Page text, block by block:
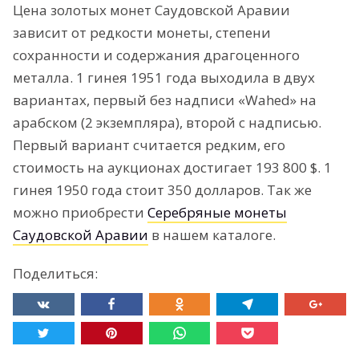
Цена золотых монет Саудовской Аравии
зависит от редкости монеты, степени
сохранности и содержания драгоценного
металла. 1 гинея 1951 года выходила в двух
вариантах, первый без надписи «Wahed» на
арабском (2 экземпляра), второй с надписью.
Первый вариант считается редким, его
стоимость на аукционах достигает 193 800 $. 1
гинея 1950 года стоит 350 долларов. Так же
можно приобрести Серебряные монеты
Саудовской Аравии в нашем каталоге.
Поделиться: